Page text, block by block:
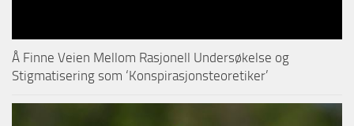
Å Finne Veien Mellom Rasjonell Undersøkelse og
Stigmatisering som ‘Konspirasjonsteoretiker’